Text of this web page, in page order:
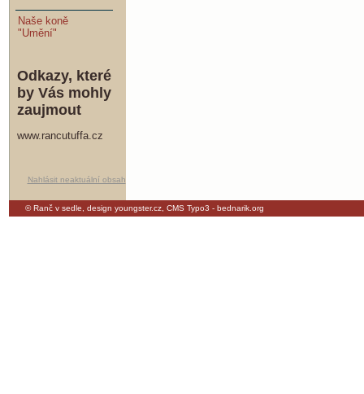
Naše koně
"Umění"
Odkazy, které
by Vás mohly
zaujmout
www.rancutuffa.cz
Nahlásit neaktuální obsah
© Ranč v sedle, design youngster.cz, CMS Typo3 - bednarik.org